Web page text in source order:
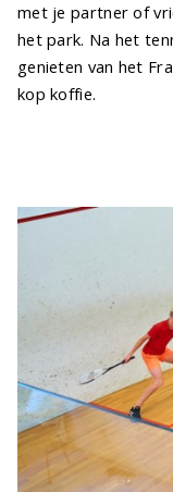
met je partner of
het park. Na het
genieten van het
kop koffie.